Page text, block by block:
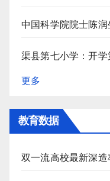
中国科学院院士陈润
渠县第七小学：开
更多
教育数据
双一流高校最新深造